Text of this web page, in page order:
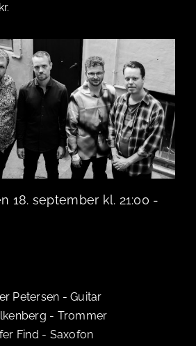
18. september kl. 21:00 -
Petersen -Guitar
- Trommer
Find - Saxofon